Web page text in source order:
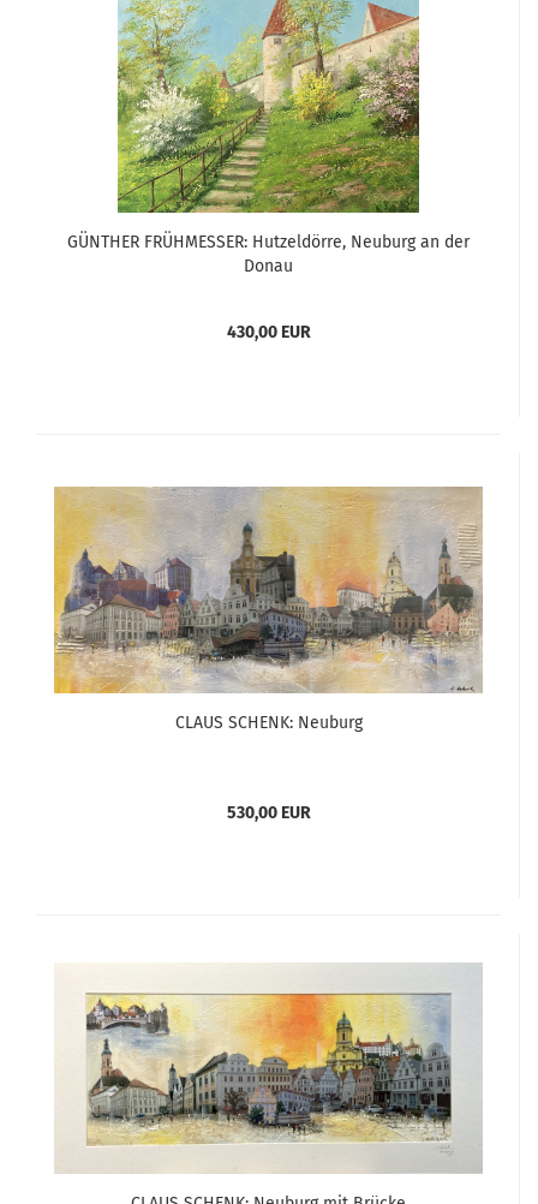
GÜNTHER FRÜHMESSER: Hutzeldörre, Neuburg an der
Donau
430,00 EUR
CLAUS SCHENK: Neuburg
530,00 EUR